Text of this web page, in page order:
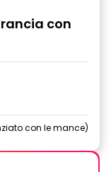
con
con le mance